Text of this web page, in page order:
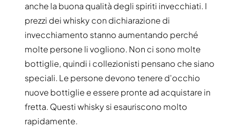
anche la buona qualità degli spiriti invecchiati. I
prezzi dei whisky con dichiarazione di
invecchiamento stanno aumentando perché
molte persone li vogliono. Non ci sono molte
bottiglie, quindi i collezionisti pensano che siano
speciali. Le persone devono tenere d'occhio
nuove bottiglie e essere pronte ad acquistare in
fretta. Questi whisky si esauriscono molto
rapidamente.